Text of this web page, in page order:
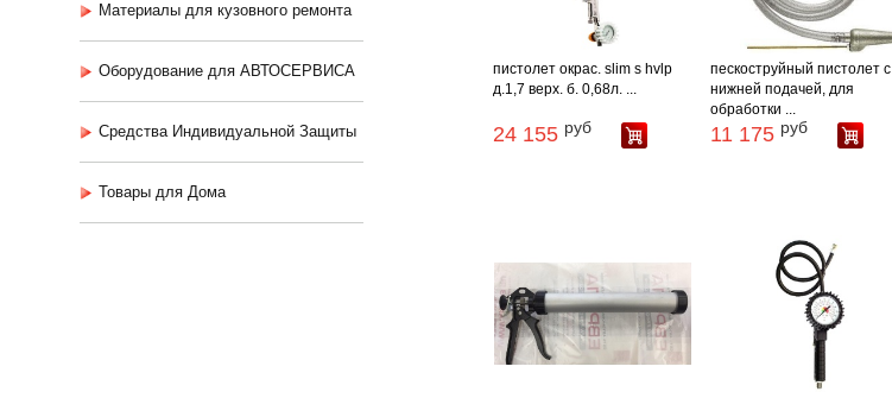
Материалы для кузовного ремонта
Оборудование для АВТОСЕРВИСА
Средства Индивидуальной Защиты
Товары для Дома
пистолет окрас. slim s hvlp
д.1,7 верх. б. 0,68л. ...
24 155 руб
пескоструйный пистолет с
нижней подачей, для
обработки ...
11 175 руб